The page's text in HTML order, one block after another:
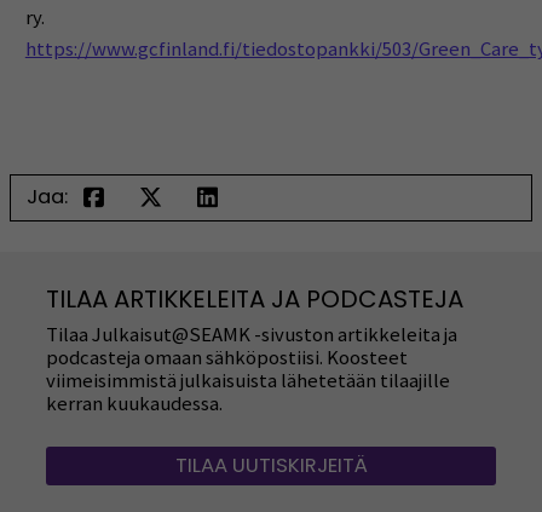
ry.
https://www.gcfinland.fi/tiedostopankki/503/
Jaa:
TILAA ARTIKKELEITA JA PODCASTEJA
Tilaa Julkaisut@SEAMK -sivuston artikkeleita ja
podcasteja omaan sähköpostiisi. Koosteet
viimeisimmistä julkaisuista lähetetään tilaajille
kerran kuukaudessa.
TILAA UUTISKIRJEITÄ